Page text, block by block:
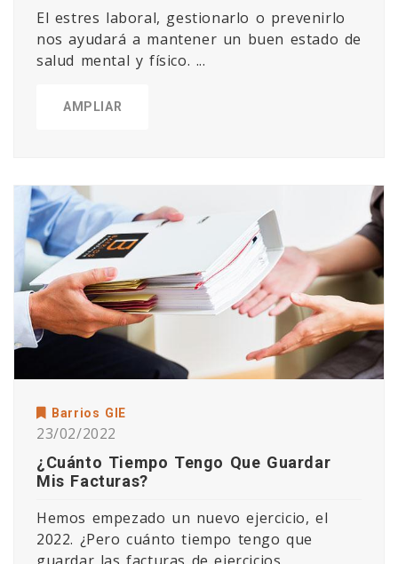
El estres laboral, gestionarlo o prevenirlo
nos ayudará a mantener un buen estado de
salud mental y físico. ...
AMPLIAR
Barrios GIE
23/02/2022
¿Cuánto Tiempo Tengo Que Guardar
Mis Facturas?
Hemos empezado un nuevo ejercicio, el
2022. ¿Pero cuánto tiempo tengo que